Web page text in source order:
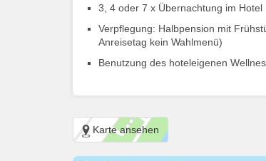
3, 4 oder 7 x Übernachtung im Hotel
Verpflegung: Halbpension mit
Anreisetag kein Wahlmenü)
Benutzung des hoteleigenen
Karte ansehen